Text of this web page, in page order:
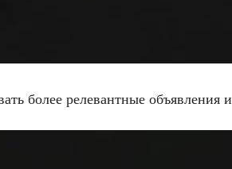
более релевантные объявления